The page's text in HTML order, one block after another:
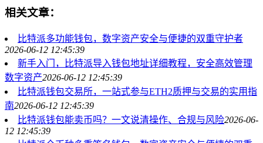
相关文章：
比特派多功能钱包，数字资产安全与便捷的双重守护者
2026-06-12 12:45:39
新手入门，比特派导入钱包地址详细教程，安全高效管理
数字资产2026-06-12 12:45:39
比特派钱包交易所，一站式参与ETH2质押与交易的实用指
南2026-06-12 12:45:39
比特派钱包能卖币吗？一文说清操作、合规与风险2026-06-
12 12:45:39